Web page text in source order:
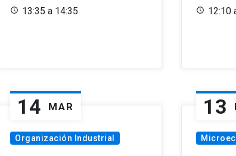
13:35 a 14:35
12:10
14 MAR
Organización Industrial
13